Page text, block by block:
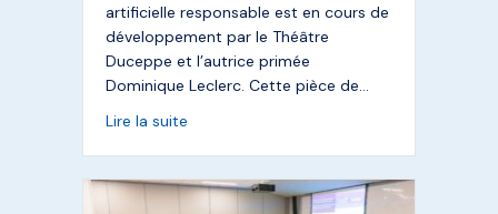
artificielle responsable est en cours de
développement par le Théâtre
Duceppe et l’autrice primée
Dominique Leclerc. Cette pièce de…
Lire la suite